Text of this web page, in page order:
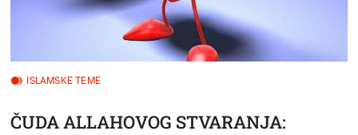
ISLAMSKE TEME
ČUDA ALLAHOVOG STVARANJA: